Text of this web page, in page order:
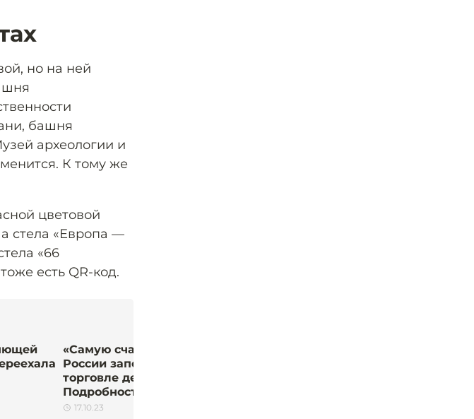
но на ней
башня
археологии и
К тому же
цветовой
стела «Европа —
«66
есть QR-код.
«Самую счастливую маму» из
России заподозрили в
торговле детьми.
Подробности
17.10.23